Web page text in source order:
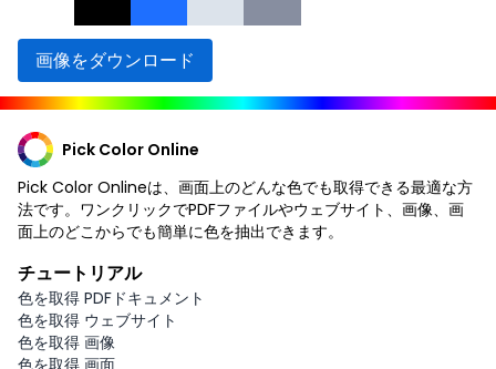
画像をダウンロード
Pick Color Online
Pick Color Onlineは、画面上のどんな色でも取得できる最適な方
法です。ワンクリックでPDFファイルやウェブサイト、画像、画
面上のどこからでも簡単に色を抽出できます。
チュートリアル
色を取得 PDFドキュメント
色を取得 ウェブサイト
色を取得 画像
色を取得 画面